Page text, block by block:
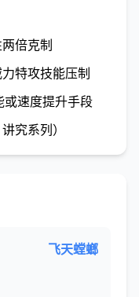
倍克制
特攻技能压制
速度提升手段
究系列）
飞天螳螂